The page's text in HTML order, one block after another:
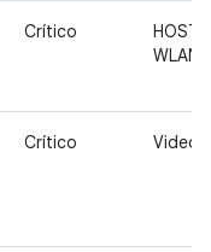
Crítico
HOST
WLAN
Crítico Video